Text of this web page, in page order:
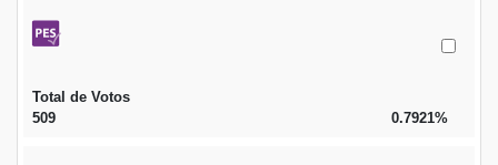
Total de Votos
509
0.7921%